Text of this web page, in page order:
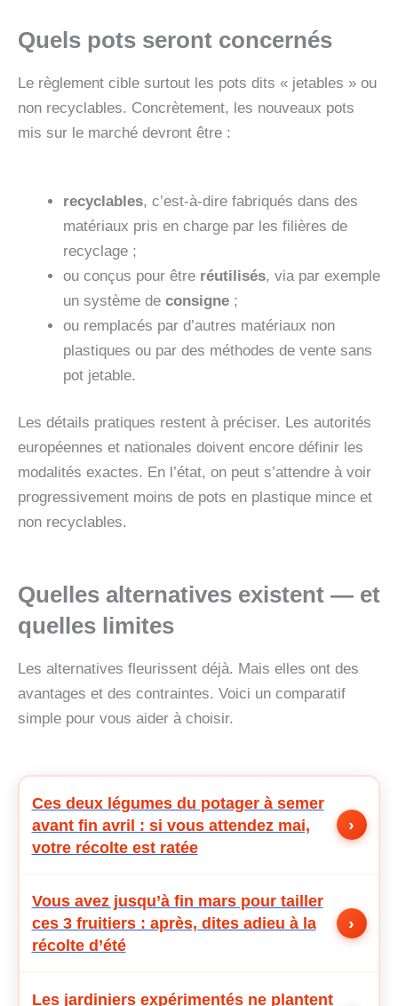
Quels pots seront concernés
Le règlement cible surtout les pots dits « jetables » ou
non recyclables. Concrètement, les nouveaux pots
mis sur le marché devront être :
recyclables, c’est‑à‑dire fabriqués dans des
matériaux pris en charge par les filières de
recyclage ;
ou conçus pour être réutilisés, via par exemple
un système de consigne ;
ou remplacés par d’autres matériaux non
plastiques ou par des méthodes de vente sans
pot jetable.
Les détails pratiques restent à préciser. Les autorités
européennes et nationales doivent encore définir les
modalités exactes. En l’état, on peut s’attendre à voir
progressivement moins de pots en plastique mince et
non recyclables.
Quelles alternatives existent — et
quelles limites
Les alternatives fleurissent déjà. Mais elles ont des
avantages et des contraintes. Voici un comparatif
simple pour vous aider à choisir.
Ces deux légumes du potager à semer
avant fin avril : si vous attendez mai,
votre récolte est ratée
›
Vous avez jusqu’à fin mars pour tailler
ces 3 fruitiers : après, dites adieu à la
récolte d’été
›
Les jardiniers expérimentés ne plantent